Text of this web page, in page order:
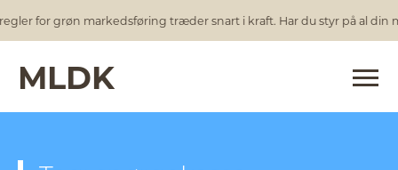
for grøn markedsføring træder snart i kraft. Har du styr på al din
MLDK